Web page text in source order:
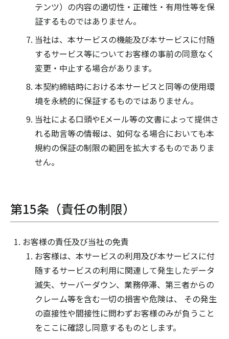
テンツ）の内容の適切性・正確性・有用性等を保
証するものではありません。
当社は、本サービスの機能及び本サービスに付随
するサービス等についてお客様の事前の同意なく
変更・中止する場合があります。
本契約締結時における本サービスと同等の使用環
境を永続的に保証するものではありません。
当社による口頭やEメール等の文書によって提供さ
れる助言等の情報は、如何なる場合においても本
規約の保証の制限の範囲を拡大するものでありま
せん。
第15条（責任の制限）
お客様の責任及び当社の免責
お客様は、本サービスの利用及び本サービスに付
随するサービスの利用に関連して発生したデータ
滅失、サーバーダウン、業務停滞、第三者からの
クレーム等を含む一切の損害や危険は、 その発生
の直接性や間接性に問わずお客様のみが負うこと
をここに確認し同意するものとします。